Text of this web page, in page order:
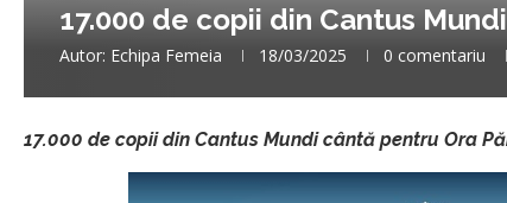
17.000 de copii din Cantus
Autor: Echipa Femeia 18/03/2025 0 comentariu
17.000 de copii din Cantus Mundi cântă pentru Ora